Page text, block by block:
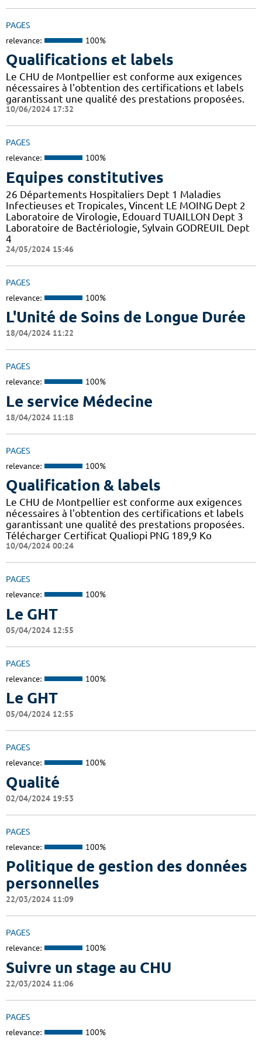
PAGES
relevance: 100%
Qualifications et labels
Le CHU de Montpellier est conforme aux exigences
nécessaires à l'obtention des certifications et labels
garantissant une qualité des prestations proposées.
10/06/2024 17:32
PAGES
relevance: 100%
Equipes constitutives
26 Départements Hospitaliers Dept 1 Maladies
Infectieuses et Tropicales, Vincent LE MOING Dept 2
Laboratoire de Virologie, Edouard TUAILLON Dept 3
Laboratoire de Bactériologie, Sylvain GODREUIL Dept
4
24/05/2024 15:46
PAGES
relevance: 100%
L'Unité de Soins de Longue Durée
18/04/2024 11:22
PAGES
relevance: 100%
Le service Médecine
18/04/2024 11:18
PAGES
relevance: 100%
Qualification & labels
Le CHU de Montpellier est conforme aux exigences
nécessaires à l'obtention des certifications et labels
garantissant une qualité des prestations proposées.
Télécharger Certificat Qualiopi PNG 189,9 Ko
10/04/2024 00:24
PAGES
relevance: 100%
Le GHT
05/04/2024 12:55
PAGES
relevance: 100%
Le GHT
05/04/2024 12:55
PAGES
relevance: 100%
Qualité
02/04/2024 19:53
PAGES
relevance: 100%
Politique de gestion des données
personnelles
22/03/2024 11:09
PAGES
relevance: 100%
Suivre un stage au CHU
22/03/2024 11:06
PAGES
relevance: 100%